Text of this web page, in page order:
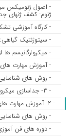
- اصول ژنومیکس
ژنوم- کشف ژنهای
- کارگاه آموزشی
- سیتوژنتیک
- میکروارگانیسم
- آموزش مهارت
- روش های شناسایی
- ۳- جداسازی میکروارگانیسم ها از نمونه های محیطی
- ۲- آموزش مهارت های حرفه ای میکروبیولوژی (سطح مقدماتی)
- روش های شناسایی
- دوره های فن